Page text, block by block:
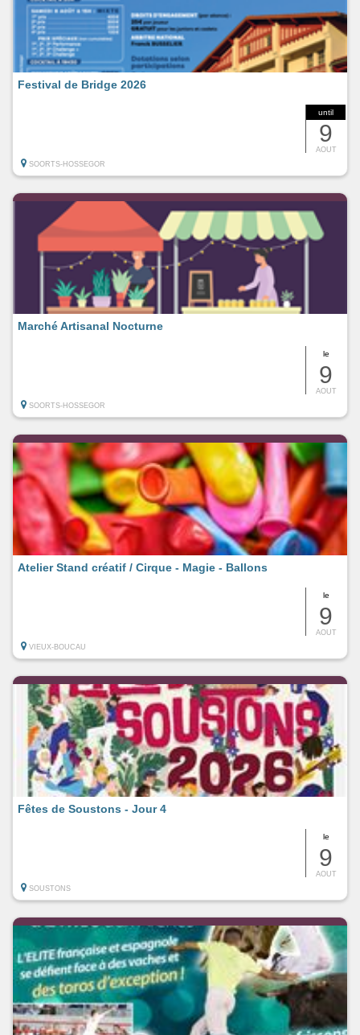
until
9
AOUT
Festival de Bridge 2026
SOORTS-HOSSEGOR
le
9
AOUT
Marché Artisanal Nocturne
SOORTS-HOSSEGOR
le
9
AOUT
Atelier Stand créatif / Cirque - Magie - Ballons
VIEUX-BOUCAU
le
9
AOUT
Fêtes de Soustons - Jour 4
SOUSTONS